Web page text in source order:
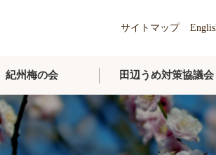
サイトマップ
紀州梅の会 田辺うめ対策協議会